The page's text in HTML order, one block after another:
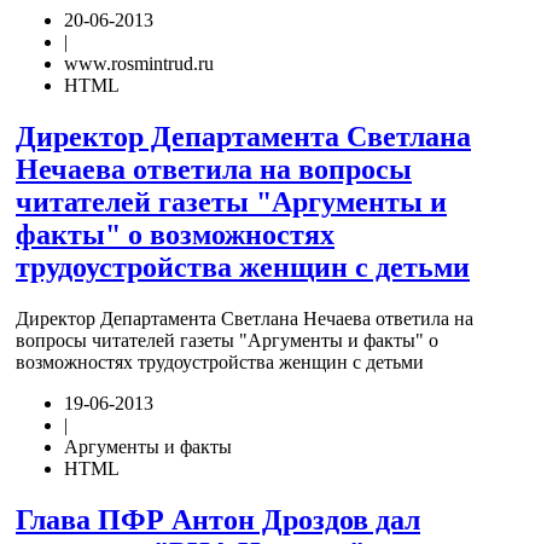
20-06-2013
|
www.rosmintrud.ru
HTML
Директор Департамента Светлана
Нечаева ответила на вопросы
читателей газеты "Аргументы и
факты" о возможностях
трудоустройства женщин с детьми
Директор Департамента Светлана Нечаева ответила на
вопросы читателей газеты "Аргументы и факты" о
возможностях трудоустройства женщин с детьми
19-06-2013
|
Аргументы и факты
HTML
Глава ПФР Антон Дроздов дал